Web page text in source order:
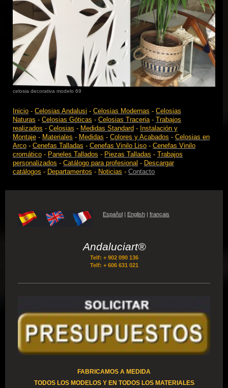
celosia decorativa modelo 69
Inicio - Celosias Andalusi - Celosias Modernas - Celosias
Naturas - Celosias Góticas - Celosias Traceria - Trabajos
realizados - Celosias - Medidas Standard - Instalación y
Montaje - Materiales - Medidas - Colores y Acabados - Celosias en
Arco - Cenefas Talladas - Cenefas Vinilo Liso - Cenefas Vinilo
cromático - Paneles Tallados - Piezas Talladas - Trabajos
personalizados - Catálogo para profesional - Descargar
catálogos - Departamentos - Noticias - Contacto
Español | English | français
Andaluciart®
Telf: + 902 090 136
Telf: + 606 631 021
FABRICAMOS A MEDIDA
TODOS LOS MODELOS Y EN TODOS LOS MATERIALES